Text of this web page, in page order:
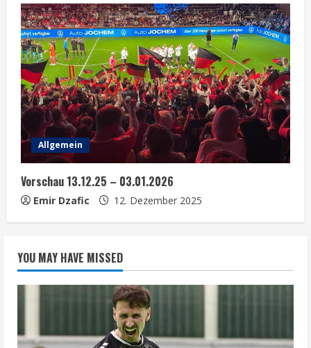
Allgemein
Vorschau 13.12.25 – 03.01.2026
Emir Dzafic 12. Dezember 2025
YOU MAY HAVE MISSED